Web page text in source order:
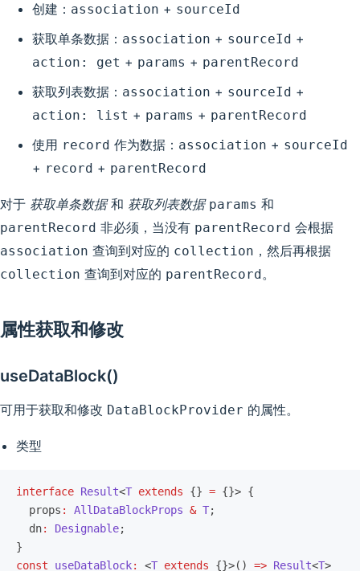
创建： association + sourceId
获取单条数据： association + sourceId +
action: get + params + parentRecord
获取列表数据： association + sourceId +
action: list + params + parentRecord
使用 record 作为数据： association + sourceId
+ record + parentRecord
对于 获取单条数据和 获取列表数据 params 和
parentRecord 非必须，当没有 parentRecord 会根据
association 查询到对应的 collection ，然后再根据
collection 查询到对应的 parentRecord。
属性获取和修改
useDataBlock()
可用于获取和修改 DataBlockProvider 的属性。
类型
interface Result<T extends {} = {}> {
  props
: AllDataBlockProps & T;
  dn
: Designable;
}
const useDataBlock: <T extends {}>() => Result<T>